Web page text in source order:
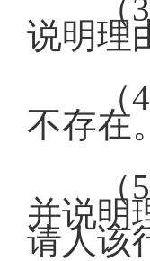
说明理
不存在
并说明
请人该